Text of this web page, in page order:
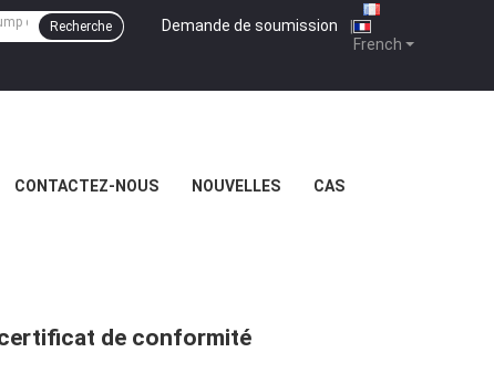
French
Demande de soumission |
Recherche
CONTACTEZ-NOUS NOUVELLES CAS
de conformité